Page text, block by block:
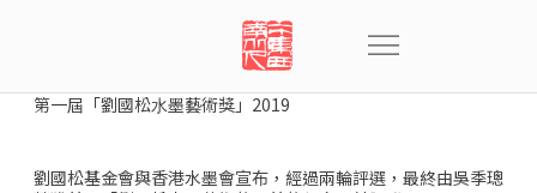
第⼀屆「劉國松⽔墨藝術獎」2019
劉國松基金會與香港水墨會宣布，經過兩輪評選，最終由吳季璁